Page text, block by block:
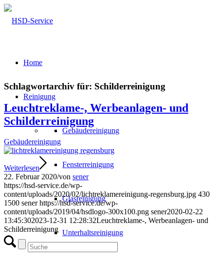
Home
Reinigung
Gebäudereinigung
Fensterreinigung
Glasreinigung
Unterhaltsreinigung
Schlagwortarchiv für: Schilderreinigung
Leuchtreklame-, Werbeanlagen- und
Schilderreinigung
Gebäudereinigung
Weiterlesen
22. Februar 2020/von sener
https://hsd-service.de/wp-
content/uploads/2020/02/lichtreklamereinigung-regensburg.jpg 430
1500 sener https://hsd-service.de/wp-
content/uploads/2019/04/hsdlogo-300x100.png sener2020-02-22
13:45:302023-12-31 12:28:32Leuchtreklame-, Werbeanlagen- und
Schilderreinigung